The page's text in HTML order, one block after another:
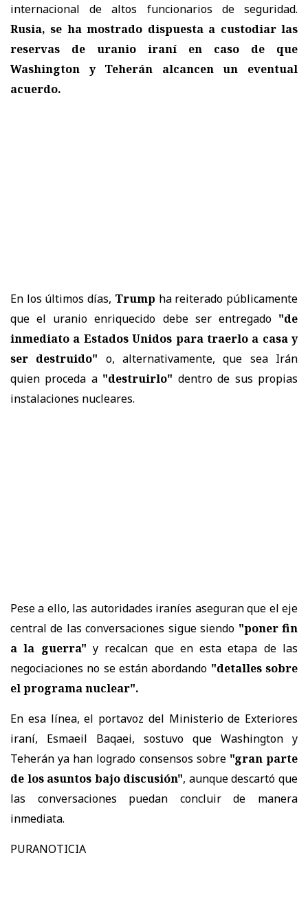
internacional de altos funcionarios de seguridad.
Rusia, se ha mostrado dispuesta a custodiar las
reservas de uranio iraní en caso de que
Washington y Teherán alcancen un eventual
acuerdo.
En los últimos días, Trump ha reiterado públicamente
que el uranio enriquecido debe ser entregado "de
inmediato a Estados Unidos para traerlo a casa y
ser destruido" o, alternativamente, que sea Irán
quien proceda a "destruirlo" dentro de sus propias
instalaciones nucleares.
Pese a ello, las autoridades iraníes aseguran que el eje
central de las conversaciones sigue siendo "poner fin
a la guerra" y recalcan que en esta etapa de las
negociaciones no se están abordando "detalles sobre
el programa nuclear".
En esa línea, el portavoz del Ministerio de Exteriores
iraní, Esmaeil Baqaei, sostuvo que Washington y
Teherán ya han logrado consensos sobre"gran parte
de los asuntos bajo discusión", aunque descartó que
las conversaciones puedan concluir de manera
inmediata.
PURANOTICIA